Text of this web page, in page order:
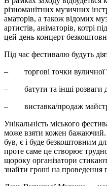
різноманітних музичних
аматорів, а також відомих
артистів, аніматорів, котрі
цей день концерт
Під час фестивалю будуть
– торгові точки вуличної
– батути та інші розваги
– виставка/продаж
Унікальність міського
може взяти кожен
був, є і буде безкоштовним
проте саме це створює
щороку організатори
знайти гроші на проведення